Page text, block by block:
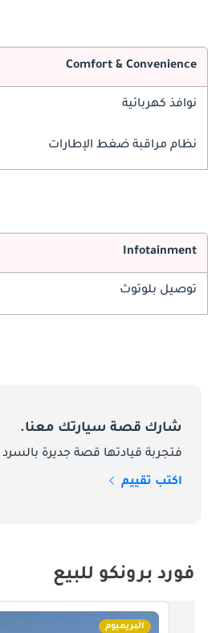
Comfort & Convenience
نوافذ كهربائية
نظام مراقبة ضغط الإطارات
Infotainment
توصيل بلوتوث
شارك قصة سيارتك معنا.
فتجربة قيادتها قصة جديرة
اكتب تقييم
فورد برونكو للبيع
البريميوم